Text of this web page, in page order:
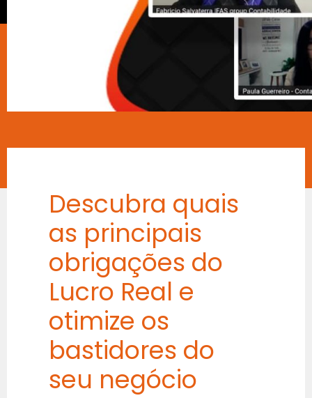
Descubra quais
as principais
obrigações do
Lucro Real e
otimize os
bastidores do
seu negócio